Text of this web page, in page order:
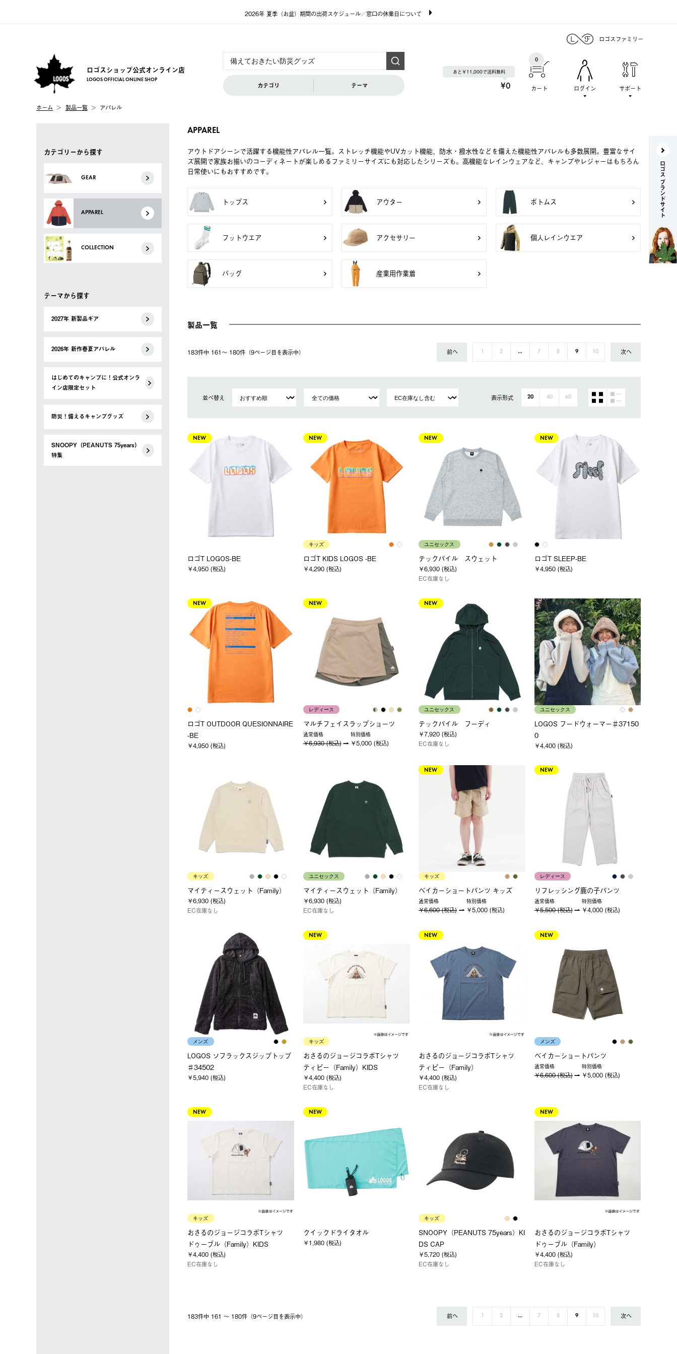
2026年 夏季（お盆）期間の出荷スケジュール／窓口の休業日について
ロゴスファミリー
ロゴスショップ公式オンライン店
LOGOS OFFICIAL ONLINE SHOP
カテゴリ テーマ
あと￥11,000で送料無料
¥0 カート
0
ログイン サポート
ホーム 製品一覧 アパレル
カテゴリーから探す
GEAR
APPAREL
COLLECTION
テーマから探す
2027年 新製品ギア
2026年 新作春夏アパレル
はじめてのキャンプに！公式オンラ
イン店限定セット
防災！備えるキャンプグッズ
SNOOPY（PEANUTS 75years）
特集
APPAREL
アウトドアシーンで活躍する機能性アパレル一覧。ストレッチ機能やUVカット機能、防水・撥水性などを備えた機能性アパレルも多数展開。豊富なサイ
ズ展開で家族お揃いのコーディネートが楽しめるファミリーサイズにも対応したシリーズも。高機能なレインウェアなど、キャンプやレジャーはもちろん
日常使いにもおすすめです。
トップス アウター ボトムス
フットウエア アクセサリー 個人レインウエア
バッグ 産業用作業着
製品一覧
183件中 161〜 180件（9ページ⽬を表⽰中） 前へ 1 2 ... 7 8 9 10 次へ
並べ替え 表示形式 20 40 60
NEW
ロゴT LOGOS-BE
￥4,950 (税込)
NEW
キッズ
ロゴT KIDS LOGOS -BE
￥4,290 (税込)
NEW
ユニセックス
テックパイル スウェット
￥6,930 (税込)
EC在庫なし
NEW
ロゴT SLEEP-BE
￥4,950 (税込)
NEW
ロゴT OUTDOOR QUESIONNAIRE
-BE
￥4,950 (税込)
NEW
レディース
マルチフェイスラップショーツ
通常価格
￥6,930 (税込)
特別価格
￥5,000 (税込)
NEW
ユニセックス
テックパイル フーディ
￥7,920 (税込)
EC在庫なし
ユニセックス
LOGOS フードウォーマー＃37150
0
￥4,400 (税込)
キッズ
マイティースウェット（Family）
￥6,930 (税込)
EC在庫なし
ユニセックス
マイティースウェット（Family）
￥6,930 (税込)
EC在庫なし
NEW
キッズ
ベイカーショートパンツ キッズ
通常価格
￥6,600 (税込)
特別価格
￥5,000 (税込)
NEW
レディース
リフレッシング鹿の子パンツ
通常価格
￥5,500 (税込)
特別価格
￥4,000 (税込)
メンズ
LOGOS ソフラックスジップトップ
♯34502
￥5,940 (税込)
NEW
キッズ
おさるのジョージコラボTシャツ
ティピー（Family）KIDS
￥4,400 (税込)
EC在庫なし
NEW
おさるのジョージコラボTシャツ
ティピー（Family）
￥4,400 (税込)
EC在庫なし
NEW
メンズ
ベイカーショートパンツ
通常価格
￥6,600 (税込)
特別価格
￥5,000 (税込)
NEW
キッズ
おさるのジョージコラボTシャツ
ドゥーブル（Family）KIDS
￥4,400 (税込)
EC在庫なし
NEW
クイックドライタオル
￥1,980 (税込)
キッズ
SNOOPY（PEANUTS 75years）KI
DS CAP
￥5,720 (税込)
EC在庫なし
NEW
おさるのジョージコラボTシャツ
ドゥーブル（Family）
￥4,400 (税込)
EC在庫なし
183件中 161 〜 180件（9ページ⽬を表⽰中） 前へ 1 2 ... 7 8 9 10 次へ
ロゴス ブランドサイト